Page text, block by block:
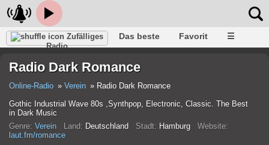
Zufälliges
Radio
Das beste Favorit ☰
Radio Dark Romance
Online-Radio Verein
Radio Dark Romance
Gothic Industrial Wave 80s ,Synthpop, Electronic, Classic. The Best
in Dark Music
Genre: Verein Land: Deutschland Stadt: Hamburg Website:
laut.fm/romance